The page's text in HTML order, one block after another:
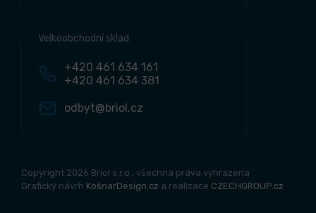
Velkoobchodní sklad
+420 461 634 161
+420 461 634 381
odbyt@briol.cz
Copyright 2026 Briol s r.o., všechna práva vyhrazena
Grafický návrh KošnarDesign.cz a realizace CZECHGROUP.cz